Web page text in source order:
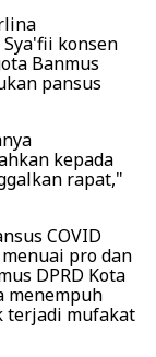
konsen
Banmus
pansus
kepada
rapat,"
COVID
pro dan
DPRD Kota
menempuh
terjadi mufakat